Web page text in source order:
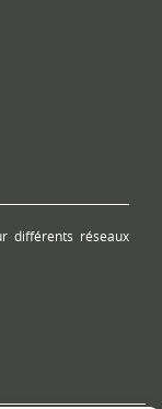
différents réseaux